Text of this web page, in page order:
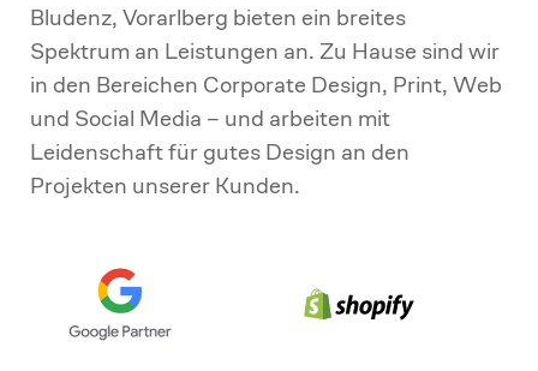
Bludenz, Vorarlberg bieten ein breites
Spektrum an Leistungen an. Zu Hause sind wir
in den Bereichen Corporate Design, Print, Web
und Social Media – und arbeiten mit
Leidenschaft für gutes Design an den
Projekten unserer Kunden.